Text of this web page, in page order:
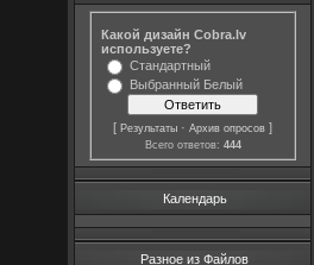
Какой дизайн Cobra.lv
используете?
Стандартный
Выбранный Белый
[Результаты ·Архив опросов ]
Всего ответов: 444
Календарь
Разное из Файлов